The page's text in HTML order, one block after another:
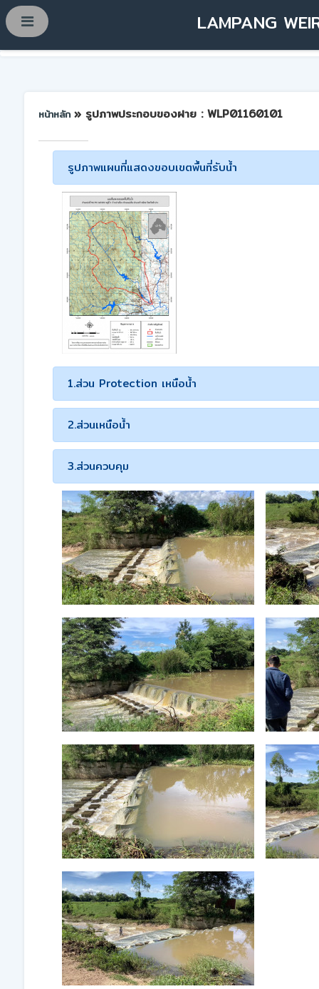
LAMPANG
หน้าหลัก » รูปภาพประกอบของฝาย : WLP01160101
รูปภาพแผนที่แสดงขอบเขตพื้นที่รับน้ำ
1.ส่วน Protection เหนือน้ำ
2.ส่วนเหนือน้ำ
3.ส่วนควบคุม